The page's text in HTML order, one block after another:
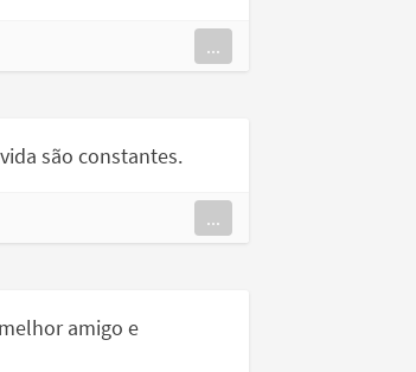
...
são constantes.
...
amigo e